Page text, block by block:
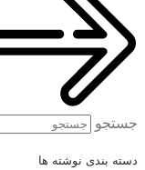
جستجو
دسته بندی نوشته ها